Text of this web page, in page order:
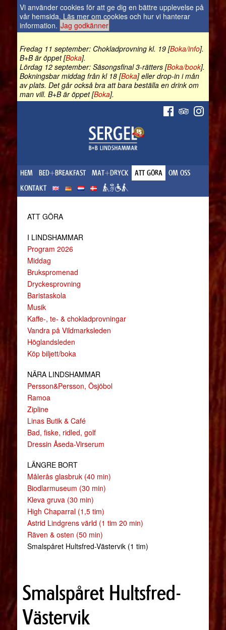
Vi använder cookies för att ge dig en bättre upplevelse på
vår hemsida. Läs mer om cookies och hur vi hanterar
information. Jag godkänner
Fredag 11 september: Chokladprovning kl. 19 [Boka/info].
B+B är öppet [Boka].
Lördag 12 september: Säsongsfinal 3-rätters [Boka/book].
Bokningsbar middag från kl 18 [Boka] eller drop-in i mån
av plats. Det går också bra att bara beställa en drink om
man vill. B+B är öppet [Boka].
HEM BED+BREAKFAST MAT+DRYCK ATT GÖRA
OM OSS
KONTAKT
ATT GÖRA
I LINDSHAMMAR
Program 2026
Middag
Brukspromenad
Dryckesprovning
Baristaskola
Musik
Kaffe-, te- & chokladprovningar
Vandra på Vildmarksleden
Höglandsleden
Köp biljett/boka
NÄRA LINDSHAMMAR
Persson&Persson, Ösjöbol
Ramoa
Zipline
Linas Butik & Café
Bad, fiske, ridled, golf
Dressin Åseda-Virserum
LÄNGRE BORT
Målerås glasbruk (40 min)
Biodlarmuseum (30 min)
Kleva gruva (30 min)
High Chaparral (1,5 tim)
Astrid Lindgrens värld (1 tim 20 min)
Räven & osten (50 min)
Smalspåret Hultsfred-Västervik (1 tim)
Smalspåret Hultsfred-
Västervik